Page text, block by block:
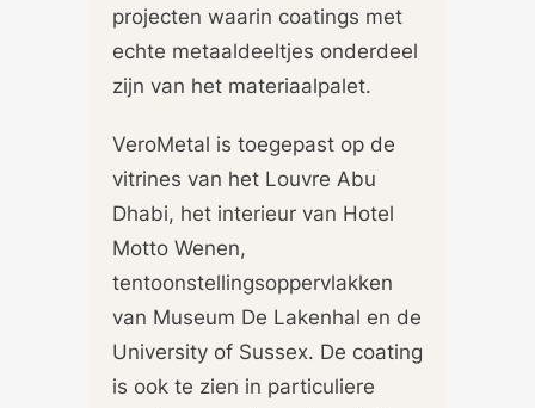
projecten waarin coatings met
echte metaaldeeltjes onderdeel
zijn van het materiaalpalet.
VeroMetal is toegepast op de
vitrines van het Louvre Abu
Dhabi, het interieur van Hotel
Motto Wenen,
tentoonstellingsoppervlakken
van Museum De Lakenhal en de
University of Sussex. De coating
is ook te zien in particuliere